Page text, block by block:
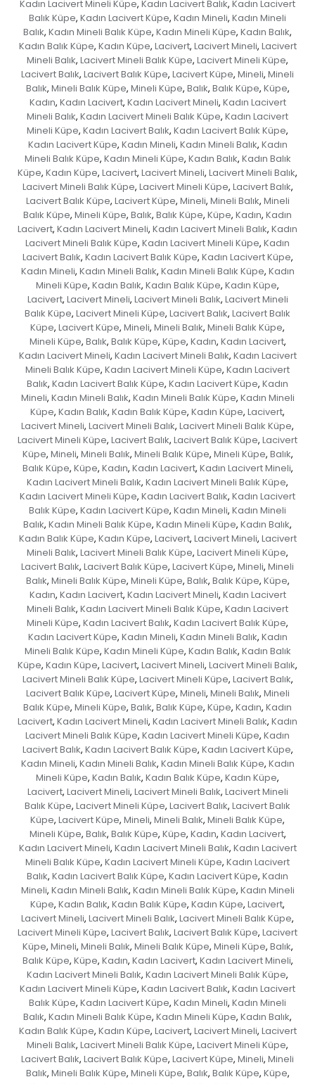
Kadın Lacivert Mineli Küpe, Kadın Lacivert Balık, Kadın Lacivert
Balık Küpe, Kadın Lacivert Küpe, Kadın Mineli, Kadın Mineli
Balık, Kadın Mineli Balık Küpe, Kadın Mineli Küpe, Kadın Balık,
Kadın Balık Küpe, Kadın Küpe, Lacivert, Lacivert Mineli, Lacivert
Mineli Balık, Lacivert Mineli Balık Küpe, Lacivert Mineli Küpe,
Lacivert Balık, Lacivert Balık Küpe, Lacivert Küpe, Mineli, Mineli
Balık, Mineli Balık Küpe, Mineli Küpe, Balık, Balık Küpe, Küpe,
Kadın, Kadın Lacivert, Kadın Lacivert Mineli, Kadın Lacivert
Mineli Balık, Kadın Lacivert Mineli Balık Küpe, Kadın Lacivert
Mineli Küpe, Kadın Lacivert Balık, Kadın Lacivert Balık Küpe,
Kadın Lacivert Küpe, Kadın Mineli, Kadın Mineli Balık, Kadın
Mineli Balık Küpe, Kadın Mineli Küpe, Kadın Balık, Kadın Balık
Küpe, Kadın Küpe, Lacivert, Lacivert Mineli, Lacivert Mineli Balık,
Lacivert Mineli Balık Küpe, Lacivert Mineli Küpe, Lacivert Balık,
Lacivert Balık Küpe, Lacivert Küpe, Mineli, Mineli Balık, Mineli
Balık Küpe, Mineli Küpe, Balık, Balık Küpe, Küpe, Kadın, Kadın
Lacivert, Kadın Lacivert Mineli, Kadın Lacivert Mineli Balık, Kadın
Lacivert Mineli Balık Küpe, Kadın Lacivert Mineli Küpe, Kadın
Lacivert Balık, Kadın Lacivert Balık Küpe, Kadın Lacivert Küpe,
Kadın Mineli, Kadın Mineli Balık, Kadın Mineli Balık Küpe, Kadın
Mineli Küpe, Kadın Balık, Kadın Balık Küpe, Kadın Küpe,
Lacivert, Lacivert Mineli, Lacivert Mineli Balık, Lacivert Mineli
Balık Küpe, Lacivert Mineli Küpe, Lacivert Balık, Lacivert Balık
Küpe, Lacivert Küpe, Mineli, Mineli Balık, Mineli Balık Küpe,
Mineli Küpe, Balık, Balık Küpe, Küpe, Kadın, Kadın Lacivert,
Kadın Lacivert Mineli, Kadın Lacivert Mineli Balık, Kadın Lacivert
Mineli Balık Küpe, Kadın Lacivert Mineli Küpe, Kadın Lacivert
Balık, Kadın Lacivert Balık Küpe, Kadın Lacivert Küpe, Kadın
Mineli, Kadın Mineli Balık, Kadın Mineli Balık Küpe, Kadın Mineli
Küpe, Kadın Balık, Kadın Balık Küpe, Kadın Küpe, Lacivert,
Lacivert Mineli, Lacivert Mineli Balık, Lacivert Mineli Balık Küpe,
Lacivert Mineli Küpe, Lacivert Balık, Lacivert Balık Küpe, Lacivert
Küpe, Mineli, Mineli Balık, Mineli Balık Küpe, Mineli Küpe, Balık,
Balık Küpe, Küpe, Kadın, Kadın Lacivert, Kadın Lacivert Mineli,
Kadın Lacivert Mineli Balık, Kadın Lacivert Mineli Balık Küpe,
Kadın Lacivert Mineli Küpe, Kadın Lacivert Balık, Kadın Lacivert
Balık Küpe, Kadın Lacivert Küpe, Kadın Mineli, Kadın Mineli
Balık, Kadın Mineli Balık Küpe, Kadın Mineli Küpe, Kadın Balık,
Kadın Balık Küpe, Kadın Küpe, Lacivert, Lacivert Mineli, Lacivert
Mineli Balık, Lacivert Mineli Balık Küpe, Lacivert Mineli Küpe,
Lacivert Balık, Lacivert Balık Küpe, Lacivert Küpe, Mineli, Mineli
Balık, Mineli Balık Küpe, Mineli Küpe, Balık, Balık Küpe, Küpe,
Kadın, Kadın Lacivert, Kadın Lacivert Mineli, Kadın Lacivert
Mineli Balık, Kadın Lacivert Mineli Balık Küpe, Kadın Lacivert
Mineli Küpe, Kadın Lacivert Balık, Kadın Lacivert Balık Küpe,
Kadın Lacivert Küpe, Kadın Mineli, Kadın Mineli Balık, Kadın
Mineli Balık Küpe, Kadın Mineli Küpe, Kadın Balık, Kadın Balık
Küpe, Kadın Küpe, Lacivert, Lacivert Mineli, Lacivert Mineli Balık,
Lacivert Mineli Balık Küpe, Lacivert Mineli Küpe, Lacivert Balık,
Lacivert Balık Küpe, Lacivert Küpe, Mineli, Mineli Balık, Mineli
Balık Küpe, Mineli Küpe, Balık, Balık Küpe, Küpe, Kadın, Kadın
Lacivert, Kadın Lacivert Mineli, Kadın Lacivert Mineli Balık, Kadın
Lacivert Mineli Balık Küpe, Kadın Lacivert Mineli Küpe, Kadın
Lacivert Balık, Kadın Lacivert Balık Küpe, Kadın Lacivert Küpe,
Kadın Mineli, Kadın Mineli Balık, Kadın Mineli Balık Küpe, Kadın
Mineli Küpe, Kadın Balık, Kadın Balık Küpe, Kadın Küpe,
Lacivert, Lacivert Mineli, Lacivert Mineli Balık, Lacivert Mineli
Balık Küpe, Lacivert Mineli Küpe, Lacivert Balık, Lacivert Balık
Küpe, Lacivert Küpe, Mineli, Mineli Balık, Mineli Balık Küpe,
Mineli Küpe, Balık, Balık Küpe, Küpe, Kadın, Kadın Lacivert,
Kadın Lacivert Mineli, Kadın Lacivert Mineli Balık, Kadın Lacivert
Mineli Balık Küpe, Kadın Lacivert Mineli Küpe, Kadın Lacivert
Balık, Kadın Lacivert Balık Küpe, Kadın Lacivert Küpe, Kadın
Mineli, Kadın Mineli Balık, Kadın Mineli Balık Küpe, Kadın Mineli
Küpe, Kadın Balık, Kadın Balık Küpe, Kadın Küpe, Lacivert,
Lacivert Mineli, Lacivert Mineli Balık, Lacivert Mineli Balık Küpe,
Lacivert Mineli Küpe, Lacivert Balık, Lacivert Balık Küpe, Lacivert
Küpe, Mineli, Mineli Balık, Mineli Balık Küpe, Mineli Küpe, Balık,
Balık Küpe, Küpe, Kadın, Kadın Lacivert, Kadın Lacivert Mineli,
Kadın Lacivert Mineli Balık, Kadın Lacivert Mineli Balık Küpe,
Kadın Lacivert Mineli Küpe, Kadın Lacivert Balık, Kadın Lacivert
Balık Küpe, Kadın Lacivert Küpe, Kadın Mineli, Kadın Mineli
Balık, Kadın Mineli Balık Küpe, Kadın Mineli Küpe, Kadın Balık,
Kadın Balık Küpe, Kadın Küpe, Lacivert, Lacivert Mineli, Lacivert
Mineli Balık, Lacivert Mineli Balık Küpe, Lacivert Mineli Küpe,
Lacivert Balık, Lacivert Balık Küpe, Lacivert Küpe, Mineli, Mineli
Balık, Mineli Balık Küpe, Mineli Küpe, Balık, Balık Küpe, Küpe,